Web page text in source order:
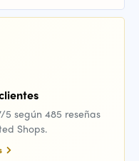
5 según 485 reseñas
Shops.